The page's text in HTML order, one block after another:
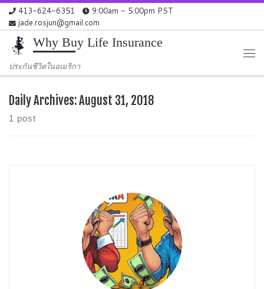
Skip to content
413-624-6351
9:00am - 5:00pm PST
jade.rosjun@gmail.com
Why Buy Life Insurance
ประกันชีวิตในอเมริกา
Daily Archives:August 31, 2018
1 post